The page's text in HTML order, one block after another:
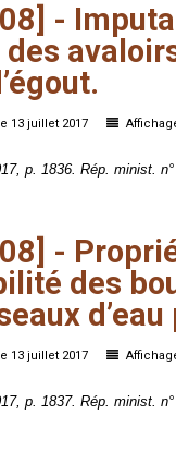
-
des
le 13 juillet 2017
p. 1836. Rép. minist. n°
-
des
d’eau
le 13 juillet 2017
p. 1837. Rép. minist. n°